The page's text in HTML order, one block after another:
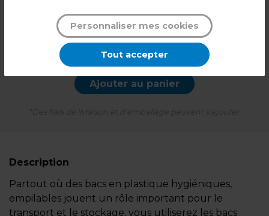
l'unité
Quantité
Ajouter au panier
Description
Partout où des bacs en plastique hygiéniques,
empilables jouent un rôle important pour le
transport et le stockage, vous utiliserez les bacs
Personnaliser mes cookies
Tout accepter